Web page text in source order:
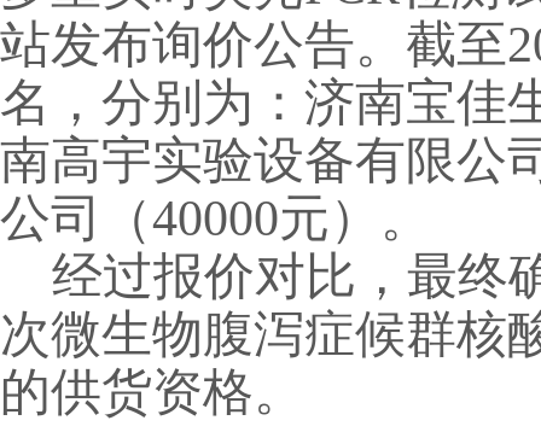
站发布询价公告。截至
名，分别为 ：济南宝佳
南高宇实验设备有限公
公司（40000元）。
经过报价对比，最终
次微生物腹泻症候群核
的供货资格。